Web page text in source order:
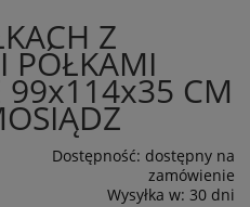
Z
PÓŁKAMI
99x114x35 CM
Dostępność: dostępny na
zamówienie
Wysyłka w: 30 dni